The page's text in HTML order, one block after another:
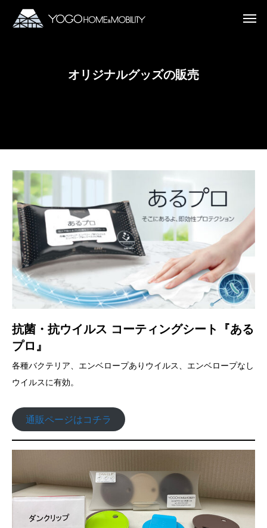
オリジナルグッズの販売
抗菌・抗ウイルス コーティングシート『ある
プロ』
各種バクテリア、エンベロープありウイルス、エンベロープなし
ウイルスに有効。
通販ページはコチラ